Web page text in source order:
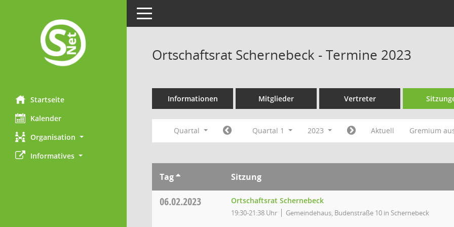
Startseite
Kalender
Organisation
Informatives
Toggle navigation
Ortschaftsrat Schernebeck - Termine 2023
Informationen Mitglieder Vertreter
Quartal Quartal 1 2023 Aktuell Gremium
Tag Sitzung
06.02.2023 Ortschaftsrat Schernebeck
19:30-21:38 Uhr Gemeindehaus, Budenstraße 10 in Schernebeck